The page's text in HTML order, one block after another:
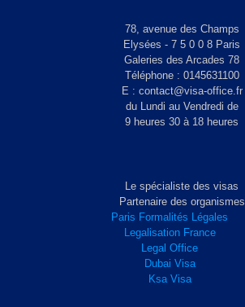
78, avenue des Champs
Elysées - 7 5 0 0 8 Paris
Galeries des Arcades 78
Téléphone : 0145631100
E : contact@visa-office.fr
du Lundi au Vendredi de
9 heures 30 à 18 heures
Le spécialiste des visas
Partenaire des organismes
Paris Formalités Légales
Legalisation France
Legal Office
Dubai Visa
Ksa Visa